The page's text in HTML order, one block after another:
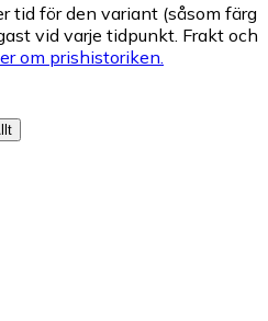
tid för den variant (såsom färg
vid varje tidpunkt. Frakt och
om prishistoriken.